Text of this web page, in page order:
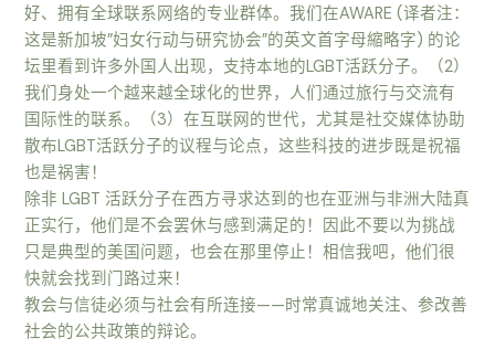
好、拥有全球联系网络的专业群体。我们在AWARE (译者注：
这是新加坡”妇女行动与研究协会”的英文首字母縮略字) 的论
坛里看到许多外国人出现，支持本地的LGBT活跃分子。（2）
我们身处一个越来越全球化的世界，人们通过旅行与交流有
国际性的联系。（3）在互联网的世代，尤其是社交媒体协助
散布LGBT活跃分子的议程与论点，这些科技的进步既是祝福
也是祸害！
除非 LGBT 活跃分子在西方寻求达到的也在亚洲与非洲大陆真
正实行，他们是不会罢休与感到满足的！因此不要以为挑战
只是典型的美国问题，也会在那里停止！相信我吧，他们很
快就会找到门路过来！
教会与信徒必须与社会有所连接——时常真诚地关注、参改善
社会的公共政策的辩论。